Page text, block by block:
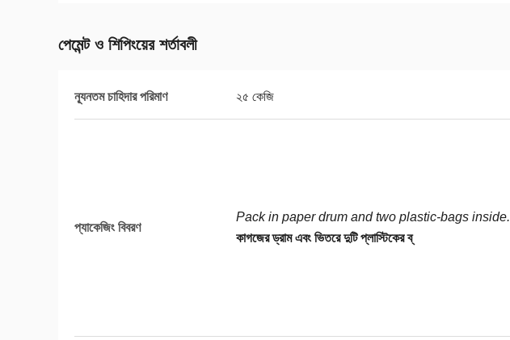
পেমেন্ট ও শিপিংয়ের শর্তাবলী
ন্যূনতম চাহিদার পরিমাণ ২৫ কেজি
প্যাকেজিং বিবরণ
Pack in paper drum and two plastic-bags inside.
কাগজের ড্রাম এবং ভিতরে দুটি প্লাস্টিকের ব্